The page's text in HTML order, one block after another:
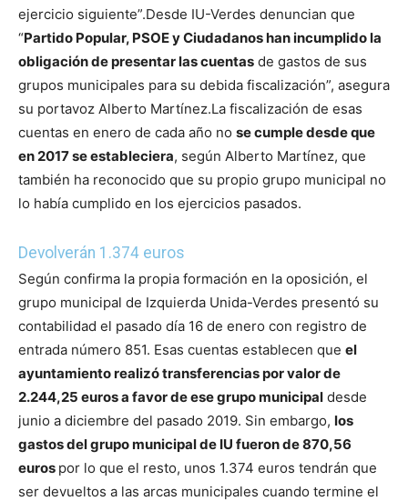
ejercicio siguiente”.Desde IU-Verdes denuncian que
“Partido Popular, PSOE y Ciudadanos han incumplido la
obligación de presentar las cuentas de gastos de sus
grupos municipales para su debida fiscalización”, asegura
su portavoz Alberto Martínez.La fiscalización de esas
cuentas en enero de cada año no se cumple desde que
en 2017 se estableciera, según Alberto Martínez, que
también ha reconocido que su propio grupo municipal no
lo había cumplido en los ejercicios pasados.
Devolverán 1.374 euros
Según confirma la propia formación en la oposición, el
grupo municipal de Izquierda Unida-Verdes presentó su
contabilidad el pasado día 16 de enero con registro de
entrada número 851. Esas cuentas establecen que el
ayuntamiento realizó transferencias por valor de
2.244,25 euros a favor de ese grupo municipal desde
junio a diciembre del pasado 2019. Sin embargo, los
gastos del grupo municipal de IU fueron de 870,56
euros por lo que el resto, unos 1.374 euros tendrán que
ser devueltos a las arcas municipales cuando termine el